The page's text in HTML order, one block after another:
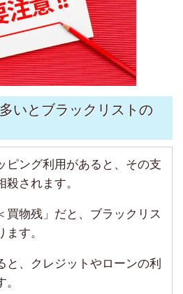
いとブラックリストの
ピング利用があると、その支
されます。
買物残」だと、ブラックリス
す。
と、クレジットやローンの利